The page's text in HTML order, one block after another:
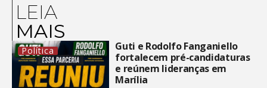
LEIA
MAIS
Política
Guti e Rodolfo Fanganiello
fortalecem pré-candidaturas
e reúnem lideranças em
Marília